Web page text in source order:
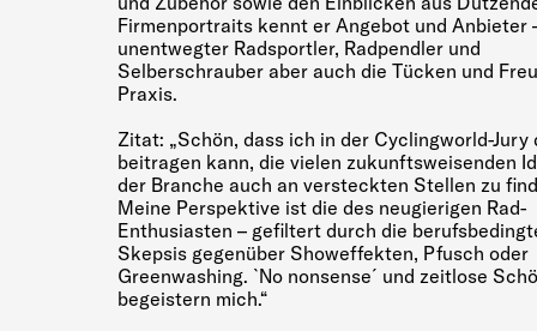
Firmenportraits kennt er Angebot und Anbieter
unentwegter Radsportler, Radpendler und
Selberschrauber aber auch die Tücken und
Praxis.
Zitat: „Schön, dass ich in der Cyclingworld-Jury
beitragen kann, die vielen zukunftsweisenden
der Branche auch an versteckten Stellen zu
Meine Perspektive ist die des neugierigen Rad-
Enthusiasten – gefiltert durch die
Skepsis gegenüber Showeffekten, Pfusch oder
Greenwashing. `No nonsense´ und zeitlose
begeistern mich.“